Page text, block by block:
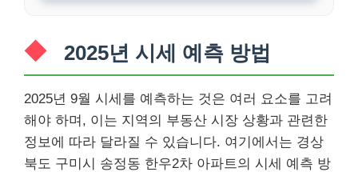
2025년 시세 예측 방법
2025년 9월 시세를 예측하는 것은 여러 요소를 고려
해야 하며, 이는 지역의 부동산 시장 상황과 관련한
정보에 따라 달라질 수 있습니다. 여기에서는 경상
북도 구미시 송정동 한우2차 아파트의 시세 예측 방